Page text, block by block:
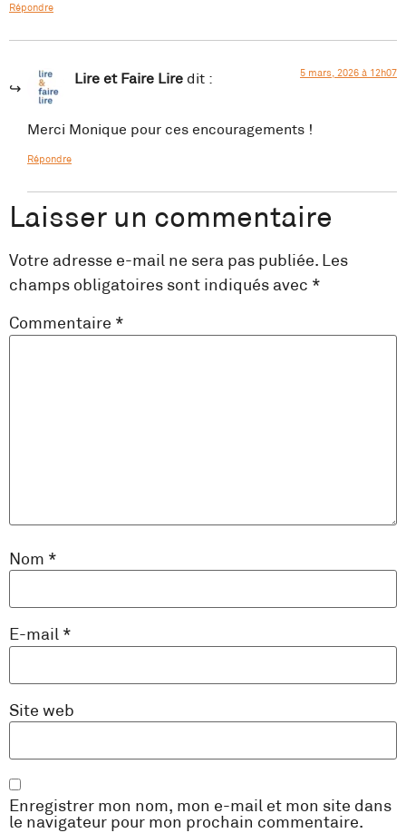
Répondre
Lire et Faire Lire dit : 5 mars, 2026 à 12h07
Merci Monique pour ces encouragements !
Répondre
Laisser un commentaire
Votre adresse e-mail ne sera pas publiée. Les
champs obligatoires sont indiqués avec *
Commentaire *
Nom *
E-mail *
Site web
Enregistrer mon nom, mon e-mail et mon site dans
le navigateur pour mon prochain commentaire.